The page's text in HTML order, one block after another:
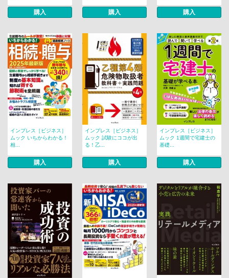
購入 購入 購入
インプレス［ビジネス］
ムック いちからわかる！
相...
購入
インプレス［ビジネス］
ムック 試験にココが出
る！乙...
購入
インプレス［ビジネス］
ムック 1週間で宅建士の
基礎...
購入